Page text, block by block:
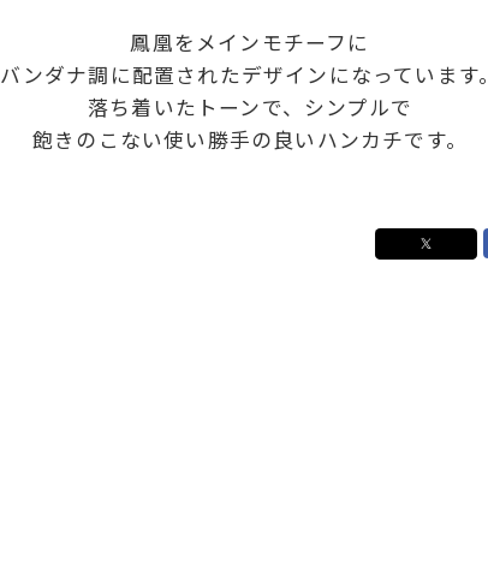
鳳凰をメインモチーフに
バンダナ調に配置されたデザインになっています。
落ち着いたトーンで、シンプルで
飽きのこない使い勝手の良いハンカチです。